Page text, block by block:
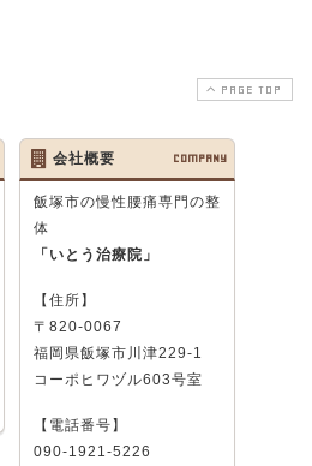
PAGE TOP
会社概要 COMPANY
飯塚市の慢性腰痛専門の整
体
「いとう治療院」
【住所】
〒820-0067
福岡県飯塚市川津229-1
コーポヒワヅル603号室
【電話番号】
090-1921-5226